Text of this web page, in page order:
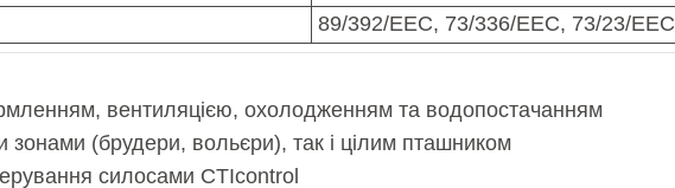
89/392/EEC, 73/336/EEC, 73/23/EEC
вентиляцією, охолодженням та водопостачанням
(брудери, вольєри), так і цілим пташником
силосами CTIcontrol